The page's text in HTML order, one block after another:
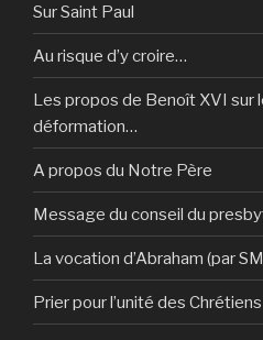
Sur Saint Paul
Au risque d’y croire…
Les propos de Benoît XVI sur
déformation…
A propos du Notre Père
Message du conseil du
La vocation d’Abraham (par
Prier pour l’unité des Chrétiens